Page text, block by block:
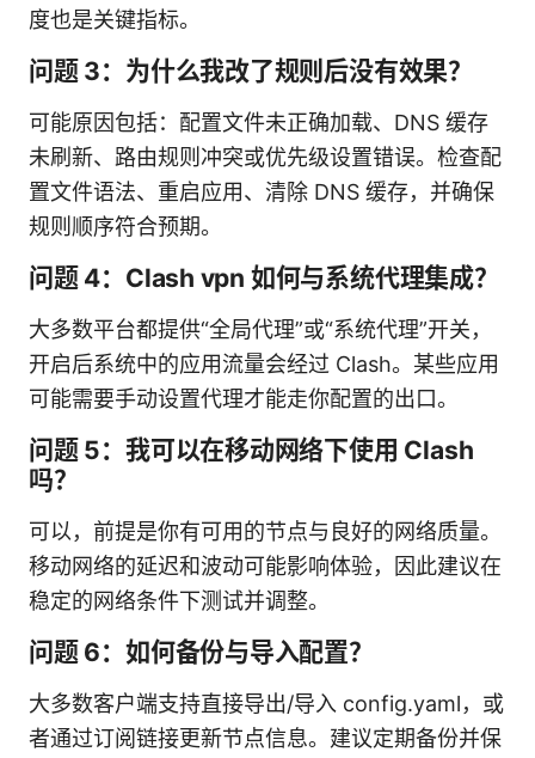
度也是关键指标。
问题 3：为什么我改了规则后没有效果？
可能原因包括：配置文件未正确加载、DNS 缓存
未刷新、路由规则冲突或优先级设置错误。检查配
置文件语法、重启应用、清除 DNS 缓存，并确保
规则顺序符合预期。
问题 4：Clash vpn 如何与系统代理集成？
大多数平台都提供“全局代理”或“系统代理”开关，
开启后系统中的应用流量会经过 Clash。某些应用
可能需要手动设置代理才能走你配置的出口。
问题 5：我可以在移动网络下使用 Clash
吗？
可以，前提是你有可用的节点与良好的网络质量。
移动网络的延迟和波动可能影响体验，因此建议在
稳定的网络条件下测试并调整。
问题 6：如何备份与导入配置？
大多数客户端支持直接导出/导入 config.yaml，或
者通过订阅链接更新节点信息。建议定期备份并保